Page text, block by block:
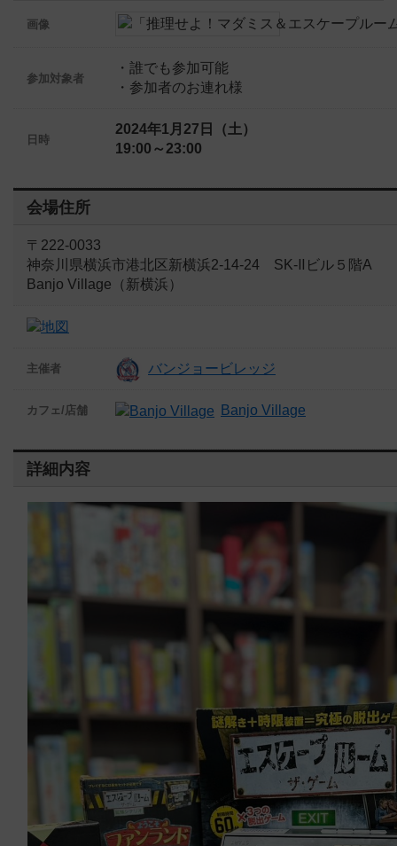
画像
参加対象者
・誰でも参加可能
・参加者のお連れ様
日時
2024年1月27日（土）
19:00～23:00
会場住所
〒222-0033
神奈川県横浜市港北区新横浜2-14-24 SK‐Ⅱビル５階A
Banjo Village（新横浜）
主催者 バンジョービレッジ
カフェ/店舗 Banjo Village
詳細内容